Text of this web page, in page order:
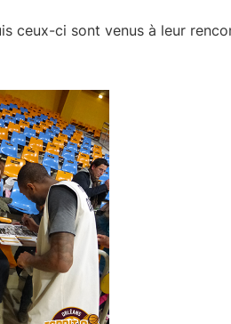
ceux-ci sont venus à leur